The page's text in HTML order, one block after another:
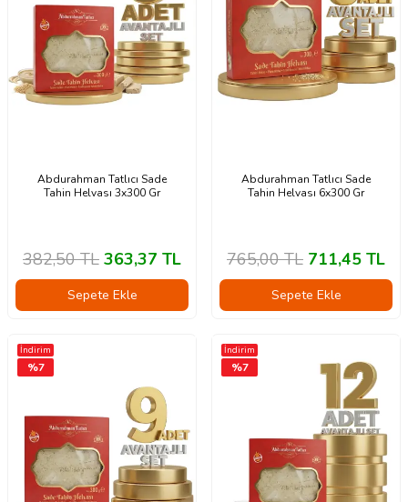
Abdurahman Tatlıcı Sade
Tahin Helvası 3x300 Gr
382,50TL 363,37 TL
Sepete Ekle
Abdurahman Tatlıcı Sade
Tahin Helvası 6x300 Gr
765,00TL 711,45 TL
Sepete Ekle
İndirim
%7
İndirim
%7